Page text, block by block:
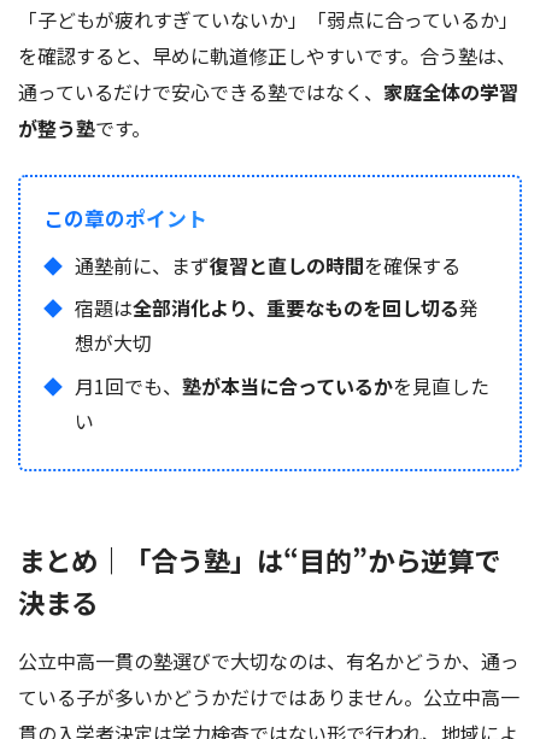
「子どもが疲れすぎていないか」「弱点に合っているか」
を確認すると、早めに軌道修正しやすいです。合う塾は、
通っているだけで安心できる塾ではなく、 家庭全体の学習
が整う塾です。
この章のポイント
通塾前に、まず復習と直しの時間を確保する
宿題は全部消化より、重要なものを回し切る発
想が大切
月1回でも、 塾が本当に合っているかを見直した
い
まとめ｜「合う塾」は“目的”から逆算で
決まる
公立中高一貫の塾選びで大切なのは、有名かどうか、通っ
ている子が多いかどうかだけではありません。公立中高一
貫の入学者決定は学力検査ではない形で行われ、地域によ